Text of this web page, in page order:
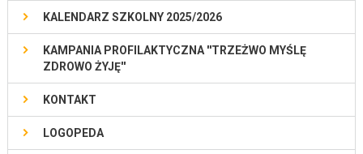
KALENDARZ SZKOLNY 2025/2026
KAMPANIA PROFILAKTYCZNA ''TRZEŻWO MYŚLĘ
ZDROWO ŻYJĘ''
KONTAKT
LOGOPEDA